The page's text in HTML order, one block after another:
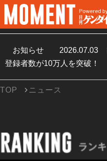
お知らせ 2026.07.03
登録者数が10万人を突破！
TOP ニュース